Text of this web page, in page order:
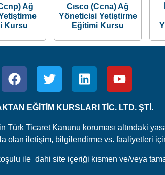
Ağ
Kursu
Cısco (Ccna) Ağ
Yöneticisi Yetiştirme
Eğitimi Kursu
EĞİTİM KURSLARI TİC. LTD. ŞTİ.
Türk Ticaret Kanunu koruması altındaki
olan iletişim, bilgilendirme vs. faaliyetleri
ile dahi site içeriği kısmen ve/veya